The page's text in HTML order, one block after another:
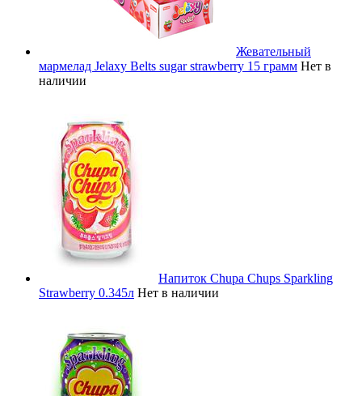
Жевательный
мармелад Jelaxy Belts sugar strawberry 15 грамм Нет в
наличии
Напиток Chupa Chups Sparkling
Strawberry 0.345л Нет в наличии